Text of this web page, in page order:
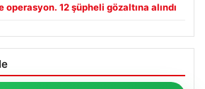
operasyon. 12 şüpheli gözaltına alındı